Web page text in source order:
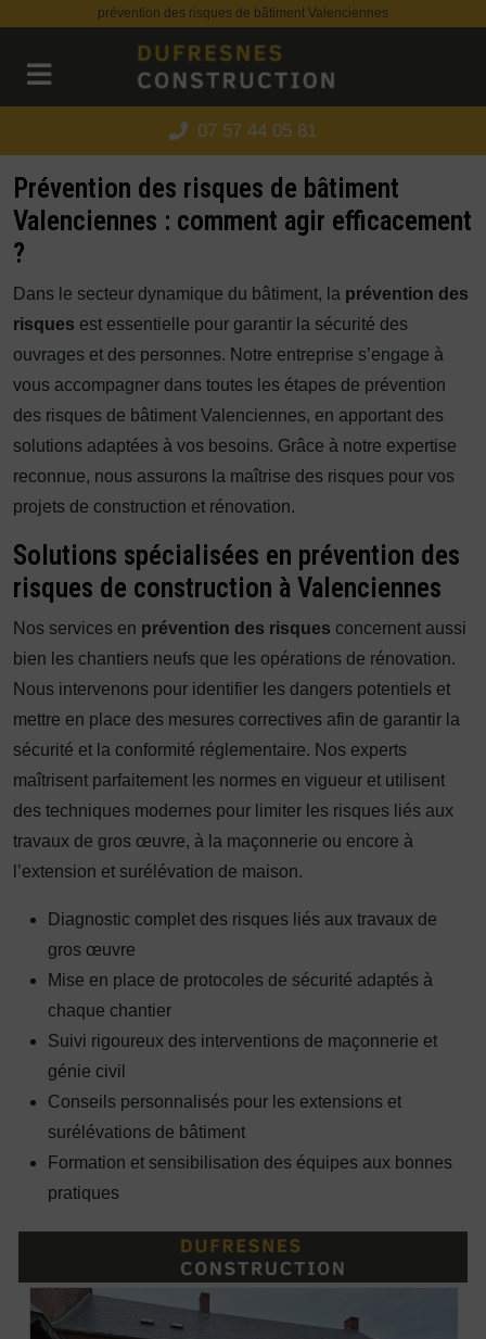
prévention des risques de bâtiment Valenciennes
07 57 44 05 81
Prévention des risques de bâtiment
Valenciennes : comment agir efficacement
?
Dans le secteur dynamique du bâtiment, la prévention des
risques est essentielle pour garantir la sécurité des
ouvrages et des personnes. Notre entreprise s’engage à
vous accompagner dans toutes les étapes de prévention
des risques de bâtiment Valenciennes, en apportant des
solutions adaptées à vos besoins. Grâce à notre expertise
reconnue, nous assurons la maîtrise des risques pour vos
projets de construction et rénovation.
Solutions spécialisées en prévention des
risques de construction à Valenciennes
Nos services en prévention des risques concernent aussi
bien les chantiers neufs que les opérations de rénovation.
Nous intervenons pour identifier les dangers potentiels et
mettre en place des mesures correctives afin de garantir la
sécurité et la conformité réglementaire. Nos experts
maîtrisent parfaitement les normes en vigueur et utilisent
des techniques modernes pour limiter les risques liés aux
travaux de gros œuvre, à la maçonnerie ou encore à
l’extension et surélévation de maison.
Diagnostic complet des risques liés aux travaux de
gros œuvre
Mise en place de protocoles de sécurité adaptés à
chaque chantier
Suivi rigoureux des interventions de maçonnerie et
génie civil
Conseils personnalisés pour les extensions et
surélévations de bâtiment
Formation et sensibilisation des équipes aux bonnes
pratiques
Panneau de gestion des cookies